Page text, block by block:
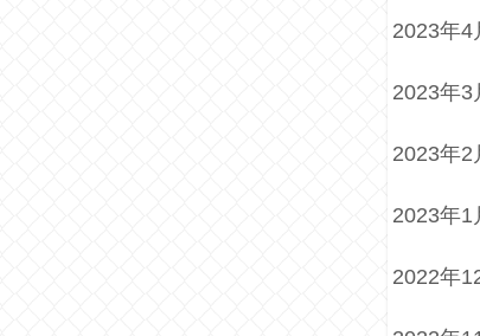
2023年4
2023年3
2023年2
2023年1
2022年